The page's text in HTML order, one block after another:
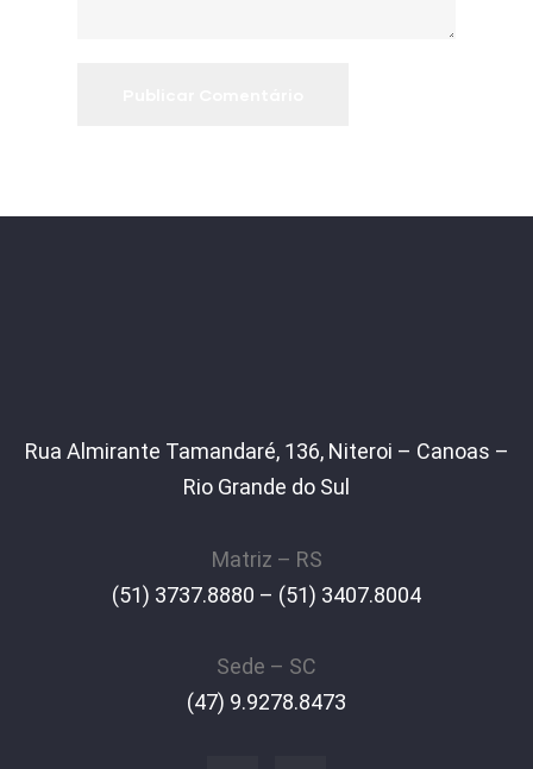
Rua Almirante Tamandaré, 136, Niteroi – Canoas –
Rio Grande do Sul
Matriz – RS
(51) 3737.8880 – (51) 3407.8004
Sede – SC
(47) 9.9278.8473